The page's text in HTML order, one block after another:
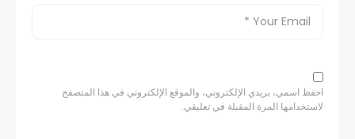
احفظ اسمي، بريدي الإلكتروني، والموقع الإلكتروني في هذا المتصفح
لاستخدامها المرة المقبلة في تعليقي.